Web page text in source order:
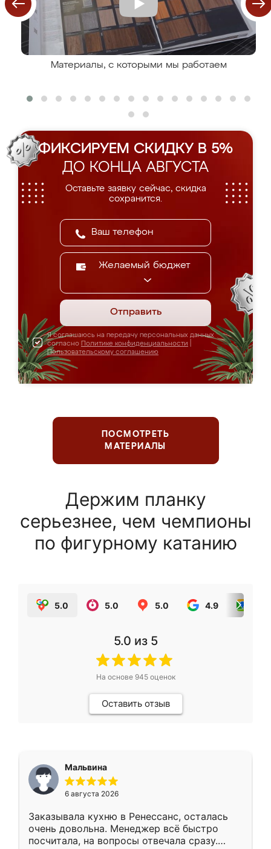
Материалы, с которыми мы работаем
ФИКСИРУЕМ СКИДКУ В 5%
ДО КОНЦА АВГУСТА
Оставьте заявку сейчас, скидка
сохранится.
Желаемый бюджет
Отправить
Я соглашаюсь на передачу персональных данных
согласно Политике конфиденциальности
Пользовательскому соглашению
ПОСМОТРЕТЬ
МАТЕРИАЛЫ
Держим планку
серьезнее, чем чемпионы
по фигурному катанию
5.0 5.0 5.0 4.9
5.0 из 5
На основе 945оценок
Оставить отзыв
Мальвина
6 августа 2026
Заказывала кухню в Ренессанс, осталась
очень довольна. Менеджер всё быстро
посчитала, на вопросы отвечала сразу.